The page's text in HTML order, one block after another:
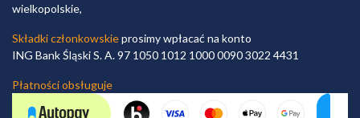
wielkopolskie,
Składki członkowskieprosimy wpłacać na konto
ING Bank Śląski S. A. 97 1050 1012 1000 0090 3022 4431
Płatności obsługuje